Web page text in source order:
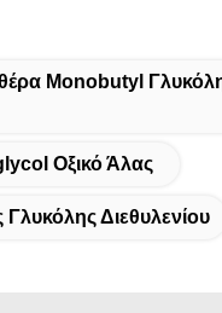
Monobutyl
Οξικό Άλας
Γλυκόλης Διεθυλενίου